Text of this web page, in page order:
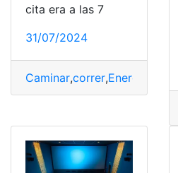
cita era a las 7
31/07/2024
Caminar,correr,Energía